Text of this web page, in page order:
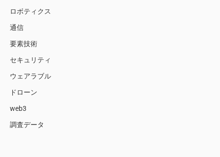
ロボティクス
通信
要素技術
セキュリティ
ウェアラブル
ドローン
web3
調査データ